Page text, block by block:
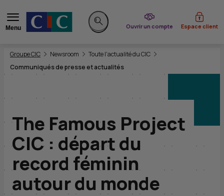
Menu
Rechercher sur le site
Ouvrir un compte
du CIC Espace client
Vous êtes ici:
Groupe CIC Newsroom
Toute l'actualité du CIC
Communiqués de presse et actualités
The Famous Project
CIC : départ du
record féminin
autour du monde